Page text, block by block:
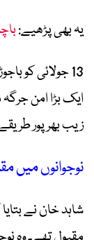
یہ بھی پڑھیے:
13 جولائی کو
ایک بڑا امن
زیب بھرپور
نوجوانوں میں
شاہد خان نے